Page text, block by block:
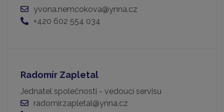
yvona.nemcokova@ynna.cz
+420 602 554 034
Radomír Zapletal
Jednatel společnosti - vedoucí servisu
radomir.zapletal@ynna.cz